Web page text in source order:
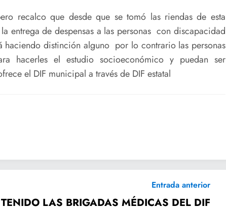
recalco que desde que se tomó las riendas de esta
entrega de despensas a las personas con discapacidad
haciendo distinción alguno por lo contrario las personas
hacerles el estudio socioeconómico y puedan ser
el DIF municipal a través de DIF estatal
Entrada anterior
LAS BRIGADAS MÉDICAS DEL DIF